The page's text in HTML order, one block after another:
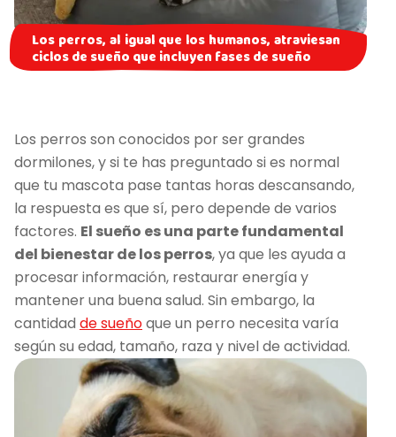
Los perros, al igual que los humanos, atraviesan
ciclos de sueño que incluyen fases de sueño
Los perros son conocidos por ser grandes
dormilones, y si te has preguntado si es normal
que tu mascota pase tantas horas descansando,
la respuesta es que sí, pero depende de varios
factores. El sueño es una parte fundamental
del bienestar de los perros, ya que les ayuda a
procesar información, restaurar energía y
mantener una buena salud. Sin embargo, la
cantidad de sueñoque un perro necesita varía
según su edad, tamaño, raza y nivel de actividad.